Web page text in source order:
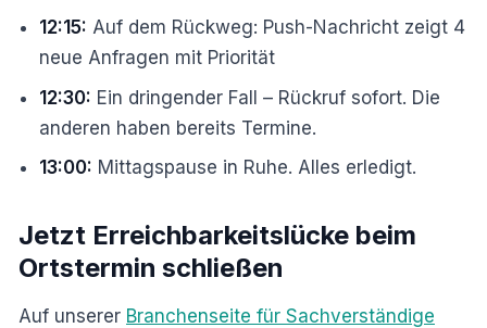
12:15: Auf dem Rückweg: Push-Nachricht zeigt 4
neue Anfragen mit Priorität
12:30: Ein dringender Fall – Rückruf sofort. Die
anderen haben bereits Termine.
13:00: Mittagspause in Ruhe. Alles erledigt.
Jetzt Erreichbarkeitslücke beim
Ortstermin schließen
Auf unserer Branchenseite für Sachverständige